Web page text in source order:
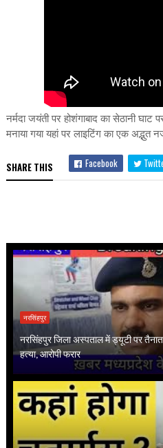
नर्मदा जयंती पर होशंगाबाद का सेठानी घाट
मनाया गया यहां पर लाइटिंग का एक अद्भुत
SHARE THIS Facebook
नरसिंहपुर
नरसिंहपुर जिला अस्पताल में ड्यूटी पर
हत्या, आरोपी फरार